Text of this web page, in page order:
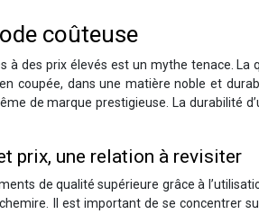
coûteuse
à des prix élevés est un mythe tenace. La
coupée, dans une matière noble et
de marque prestigieuse. La durabilité
prix, une relation à revisiter
de qualité supérieure grâce à
Il est important de se concentrer